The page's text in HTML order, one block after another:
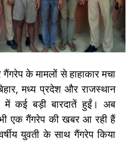
के मामलों से हाहाकार मचा
मध्य प्रदेश और राजस्थान
में कई बड़ी बारदातें हुईं। अब
एक गैंगरेप की खबर आ रही हैं
युवती के साथ गैंगरेप किया